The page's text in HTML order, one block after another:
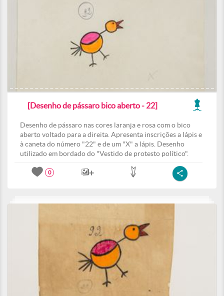
[Desenho de pássaro bico aberto - 22]
Desenho de pássaro nas cores laranja e rosa com o bico
aberto voltado para a direita. Apresenta inscrições a lápis e
à caneta do número "22" e de um "X" a lápis. Desenho
utilizado em bordado do "Vestido de protesto político".
0